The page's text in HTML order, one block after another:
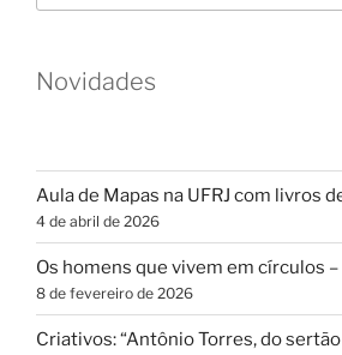
Novidades
Aula de Mapas na UFRJ com livros
4 de abril de 2026
Os homens que vivem em círculos
8 de fevereiro de 2026
Criativos: “Antônio Torres, do